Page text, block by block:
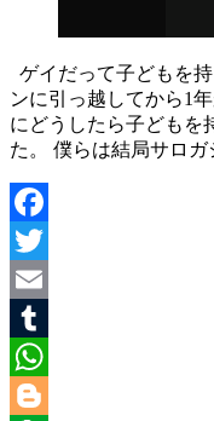
ゲイだって子どもを
ンに引っ越してから1
にどうしたら子どもを
た。 僕らは結局サロ
Facebook
Twitter
Email
Tumblr
WhatsApp